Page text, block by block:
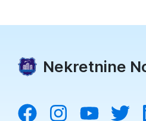
Nekretnine